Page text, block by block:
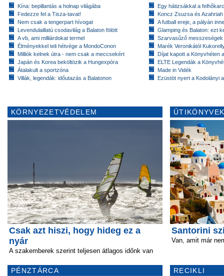
Kína: bepillantás a holnap világába
Fedezze fel a Tisza-tavat!
Nem csak a tengerpart hívogat
Levendulaillatú csodavilág a Balaton fölött
A vb, ami milliárdokat termel
Élményekkel teli hétvége a MondoConon
Milliók kelnek útra - nem csak a meccsekért
Japán és Korea beköltözik a Hungexpóra
Átalakult a sportzóna
Villák, legendák: időutazás a Balatonon
Egy hátizsákkal a
Koncz Zsuzsa és
A futball ereje, a pályán
Glamping és Balaton: ezt
Szarvasűző messzeségek
Marék Veronikától
Díjat kapott a Könyvhéten
ELTE Legendák a
Made in Vidék
Ezüstöt nyert a Kodolányi
KÖRNYEZETVÉDELEM
Csak azt hiszi, hogy hideg ez a
nyár
A szakemberek szerint teljesen átlagos időnk van
PÉNZTÁRCA
Santorini
Van, amit már
RECIKLI